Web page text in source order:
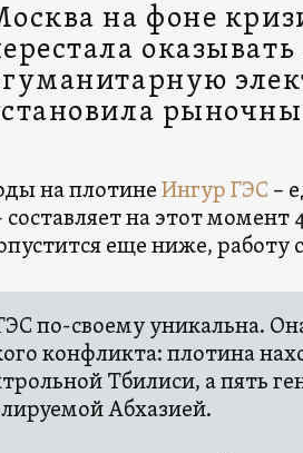
на фоне
на плотинеИнгур ГЭС –
на этот
еще ниже, работу
по-своему уникальна.
конфликта: плотина
Тбилиси, а пять
Абхазией.